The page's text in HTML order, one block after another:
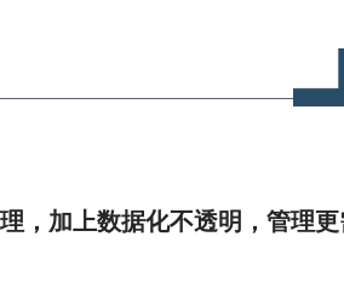
，加上数据化不透明，管理更